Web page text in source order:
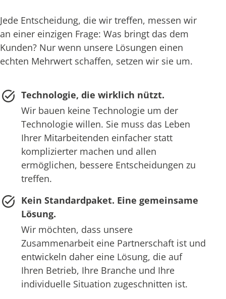
Jede Entscheidung, die wir treffen, messen wir
an einer einzigen Frage: Was bringt das dem
Kunden? Nur wenn unsere Lösungen einen
echten Mehrwert schaffen, setzen wir sie um.
Technologie, die wirklich nützt.
Wir bauen keine Technologie um der
Technologie willen. Sie muss das Leben
Ihrer Mitarbeitenden einfacher statt
komplizierter machen und allen
ermöglichen, bessere Entscheidungen zu
treffen.
Kein Standardpaket. Eine gemeinsame
Lösung.
Wir möchten, dass unsere
Zusammenarbeit eine Partnerschaft ist und
entwickeln daher eine Lösung, die auf
Ihren Betrieb, Ihre Branche und Ihre
individuelle Situation zugeschnitten ist.